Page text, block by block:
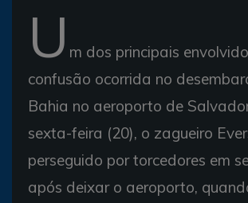
U m dos principais
confusão ocorrida no
Bahia no aeroporto de
sexta-feira (20), o zagueiro
perseguido por torcedores em
após deixar o aeroporto,